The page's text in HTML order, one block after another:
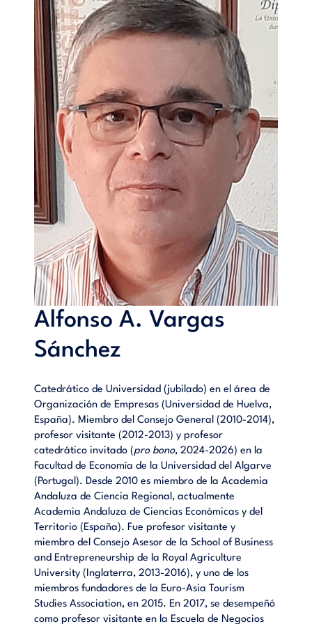
de experiencias auténticas y nuevas expectativas sociales
vinculadas al bienestar y la responsabilidad social
corporativa. Estos factores condicionaban la competitividad
del sector y planteaban la necesidad de revisar las
estrategias tradicionales.
Alfonso A. Vargas
Sánchez
Catedrático de Universidad (jubilado) en el área de
Organización de Empresas (Universidad de Huelva,
España). Miembro del Consejo General (2010-2014),
profesor visitante (2012-2013) y profesor
catedrático invitado (pro bono, 2024-2026) en la
Facultad de Economía de la Universidad del Algarve
(Portugal). Desde 2010 es miembro de la Academia
Andaluza de Ciencia Regional, actualmente
Academia Andaluza de Ciencias Económicas y del
Territorio (España). Fue profesor visitante y
miembro del Consejo Asesor de la School of Business
and Entrepreneurship de la Royal Agriculture
University (Inglaterra, 2013-2016), y uno de los
miembros fundadores de la Euro-Asia Tourism
Studies Association, en 2015. En 2017, se desempeñó
como profesor visitante en la Escuela de Negocios